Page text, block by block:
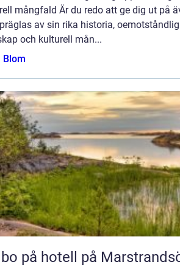
mångfald Är du redo att ge dig ut på
av sin rika historia,
och kulturell mån...
Blom
på hotell på